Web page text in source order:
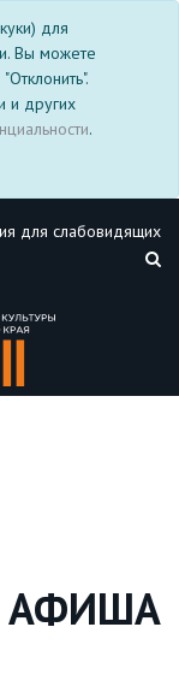
для
Вы можете
и других
.
для слабовидящих
АФИША